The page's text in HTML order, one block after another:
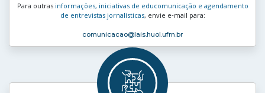
Para outras informações, iniciativas de educomunicação e agendamento
de entrevistas jornalísticas, envie e‑mail para:
comunicacao@lais.huol.ufrn.br